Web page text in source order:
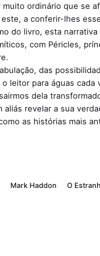
muito ordinário que se
a conferir-lhes
do livro, esta
com Péricles,
das
leitor para águas
dela
aliás revelar a sua
as histórias mais
Mark Haddon O